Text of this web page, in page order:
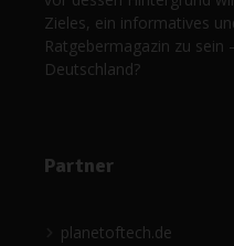
Zieles, ein informatives
Ratgebermagazin zu sein
Deutschland?
Partner
planetoftech.de